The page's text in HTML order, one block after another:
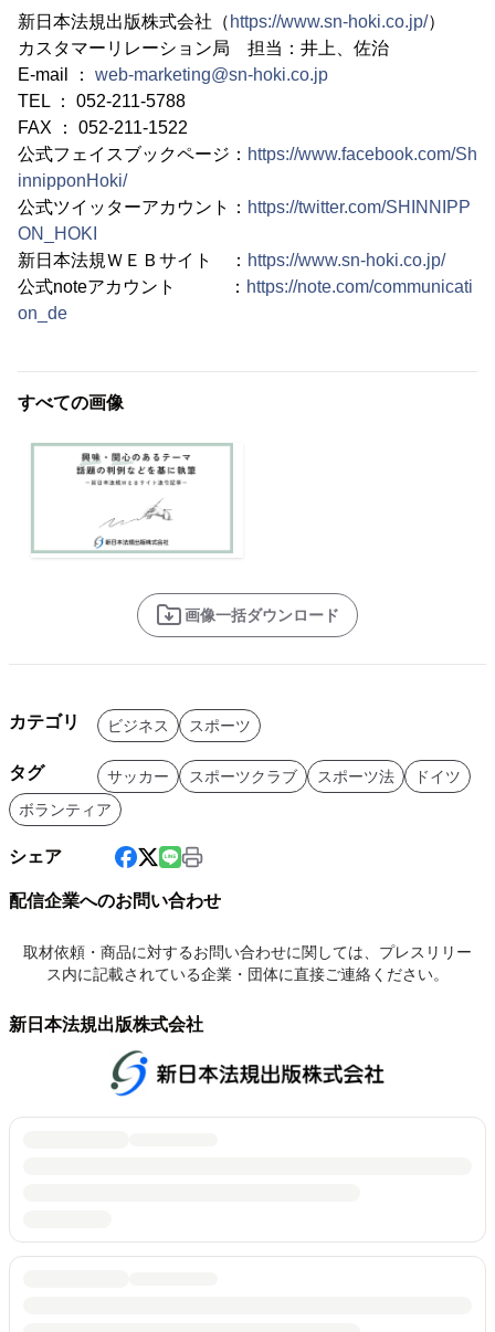
新日本法規出版株式会社（ https://www.sn-hoki.co.jp/）
カスタマーリレーション局 担当：井上、佐治
E-mail ： web-marketing@sn-hoki.co.jp
TEL ： 052-211-5788
FAX ： 052-211-1522
公式フェイスブックページ： https://www.facebook.com/Sh
innipponHoki/
公式ツイッターアカウント： https://twitter.com/SHINNIPP
ON_HOKI
新日本法規ＷＥＢサイト ： https://www.sn-hoki.co.jp/
公式noteアカウント ： https://note.com/communicati
on_de
すべての画像
画像一括ダウンロード
カテゴリ ビジネス スポーツ
タグ サッカー スポーツクラブ スポーツ法
ドイツ
ボランティア
シェア
配信企業へのお問い合わせ
取材依頼・商品に対するお問い合わせに関しては、プレスリリー
ス内に記載されている企業・団体に直接ご連絡ください。
新日本法規出版株式会社